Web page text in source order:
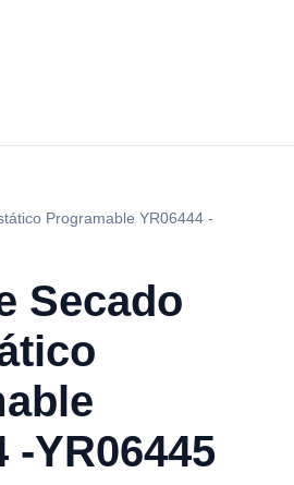
Programable YR06444 -
Secado
-YR06445